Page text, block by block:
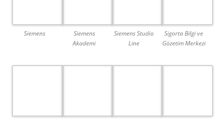
Siemens
Siemens
Akademi
Siemens Studio
Line
Sigorta Bilgi ve
Gözetim Merkezi